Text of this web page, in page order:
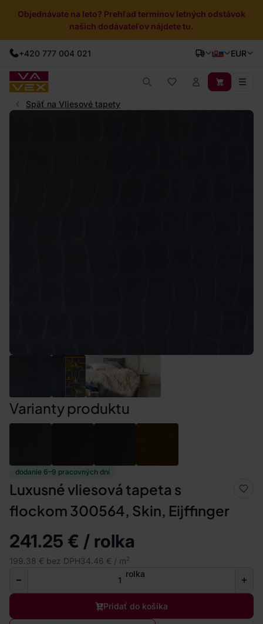
Objednávate na leto? Prehľad termínov letných odstávok
našich dodávateľov nájdete tu.
+420 777 004 021 EUR
Späť na Vliesové tapety
dodanie 6–9 pracovných dní
Luxusné vliesová tapeta s
flockom 300564, Skin, Eijffinger
241.25 € / rolka
199.38 € bez DPH34.46 € / m2
rolka
Pridať do košíka
Varianty produktu